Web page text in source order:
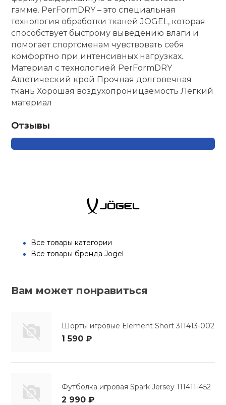
гамме. PerFormDRY – это специальная
технология обработки тканей JOGEL, которая
способствует быстрому выведению влаги и
помогает спортсменам чувствовать себя
комфортно при интенсивных нагрузках.
Материал с технологией PerFormDRY
Атлетический крой Прочная долговечная
ткань Хорошая воздухопроницаемость Легкий
материал
Отзывы
Все товары категории
Все товары бренда Jogel
Вам может понравиться
Шорты игровые Element Short 311413-002
1 590 ₽
Футболка игровая Spark Jersey 111411-452
2 990 ₽